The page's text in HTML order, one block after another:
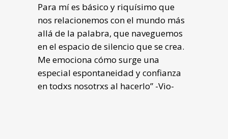
Para mí es básico y riquísimo que
nos relacionemos con el mundo más
allá de la palabra, que naveguemos
en el espacio de silencio que se crea.
Me emociona cómo surge una
especial espontaneidad y confianza
en todxs nosotrxs al hacerlo” -Vio-